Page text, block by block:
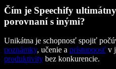
Čím je Speechify
porovnaní s inými?
Unikátna je schopnosť spojiť
poznámky, učenie a prístupnosť v
produktivity bez konkurencie.